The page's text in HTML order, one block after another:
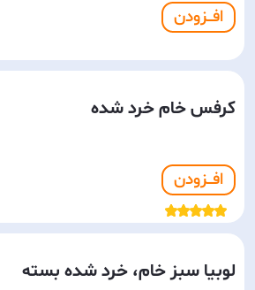
افـــزودن
کرفس خام خرد شده
افـــزودن
لوبیا سبز خام، خرد شده بسته